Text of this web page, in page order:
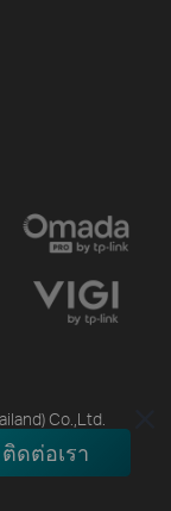
Co.,Ltd.
ติดต่อเรา